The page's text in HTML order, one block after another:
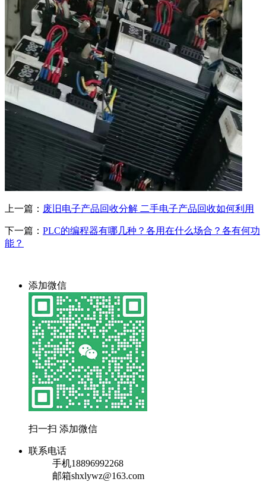
上一篇： 废旧电子产品回收分解 二手电子产品回收如何利用
下一篇： PLC的编程器有哪几种？各用在什么场合？各有何功
能？
添加微信
扫一扫 添加微信
联系电话
手机18896992268
邮箱shxlywz@163.com